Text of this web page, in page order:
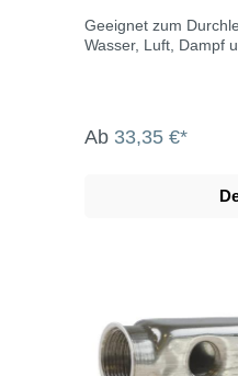
Geeignet zum
Wasser, Luft, Dampf
Ab 33,35 €*